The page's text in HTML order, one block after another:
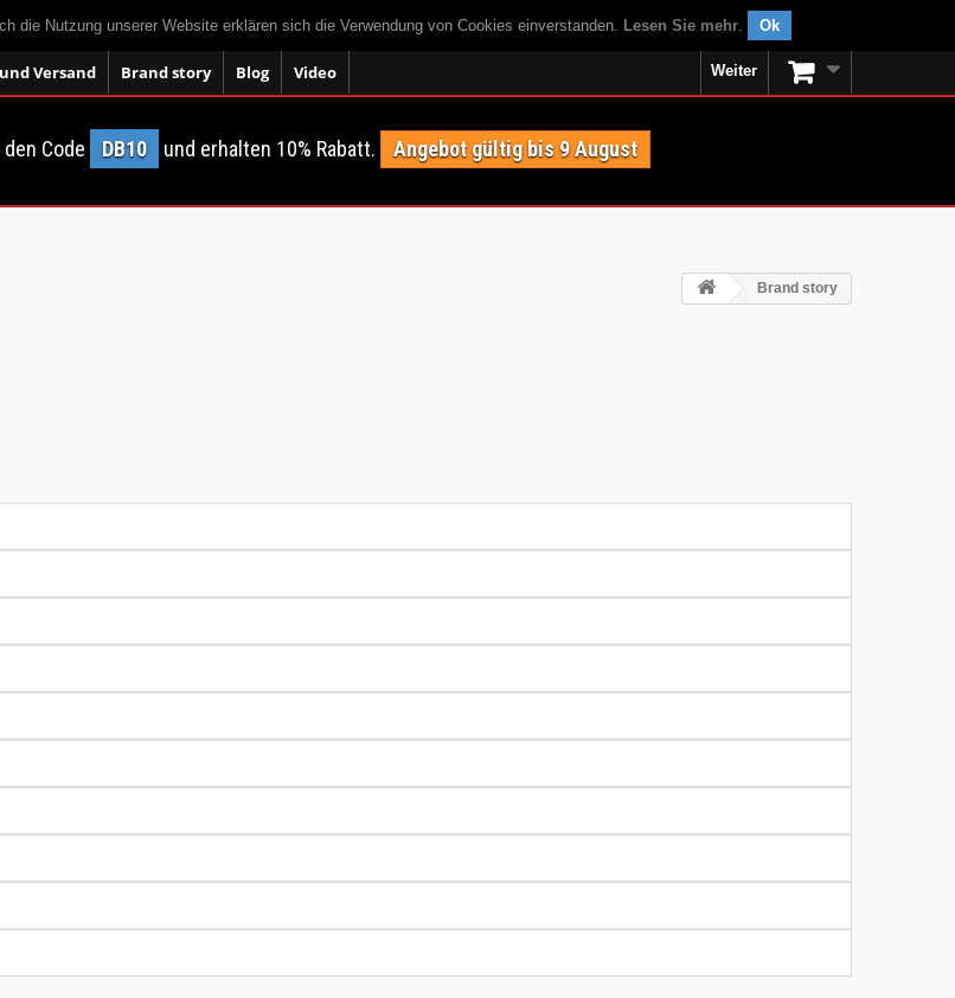
die Nutzung unserer Website erklären sich die Verwendung von Cookies einverstanden. Lesen Sie mehr. Ok
Versand Brand story Blog Video Weiter
Code DB10 und erhalten 10% Rabatt. Angebot gültig bis 9 August
Brand story